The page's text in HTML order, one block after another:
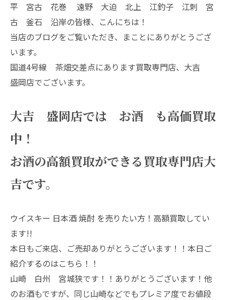
平 宮古 花巻 遠野 大迫 北上 江釣子 江刺 宮
古 釜石 沿岸の皆様、こんにちは！
当店のブログをご覧いただき、まことにありがとうござ
います。
国道4号線 茶畑交差点にあります買取専門店、大吉
盛岡店でございます。
大吉 盛岡店では お酒 も高価買取
中！
お酒の高額買取ができる買取専門店大
吉です。
ウイスキー 日本酒 焼酎 を売りたい方！高額買取してい
ます!!
本日もご来店、ご売却ありがとうございます！！本日ご
紹介するのはこちら！！
山崎 白州 宮城狭です！！ありがとうございます！他
のお酒もですが、同じ山崎などでもプレミア度でお値段